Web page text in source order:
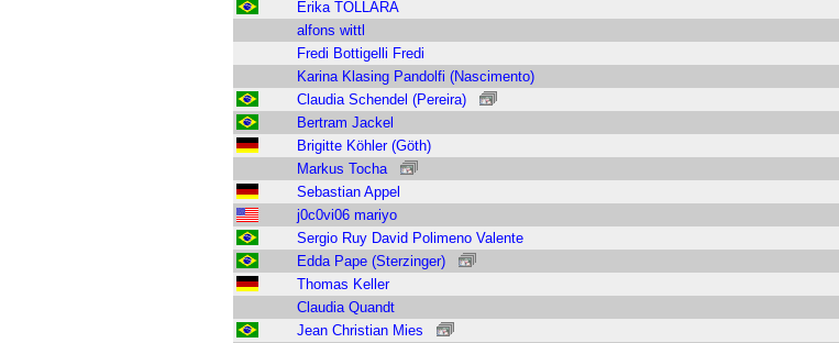
Erika TOLLARA
alfons wittl
Fredi Bottigelli Fredi
Karina Klasing Pandolfi (Nascimento)
Claudia Schendel (Pereira)
Bertram Jackel
Brigitte Köhler (Göth)
Markus Tocha
Sebastian Appel
j0c0vi06 mariyo
Sergio Ruy David Polimeno Valente
Edda Pape (Sterzinger)
Thomas Keller
Claudia Quandt
Jean Christian Mies